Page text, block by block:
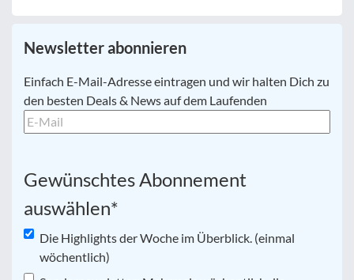
Newsletter abonnieren
E-
Mail *
Einfach E-Mail-Adresse eintragen und wir halten Dich zu
den besten Deals & News auf dem Laufenden
Gewünschtes Abonnement
auswählen*
Die Highlights der Woche im Überblick. (einmal
wöchentlich)